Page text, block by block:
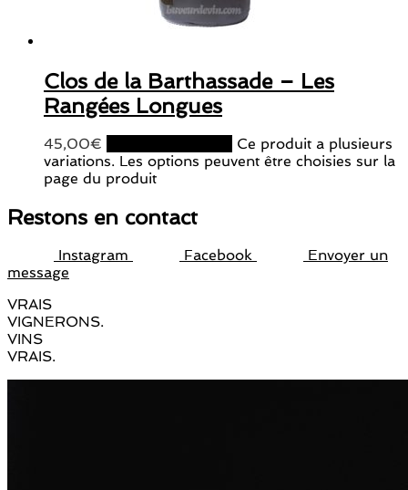
Clos de la Barthassade – Les
Rangées Longues
45,00€
Ce produit a plusieurs
variations. Les options peuvent être choisies sur la
page du produit
Restons en contact
Instagram Facebook
Envoyer un
message
VRAIS
VIGNERONS.
VINS
VRAIS.